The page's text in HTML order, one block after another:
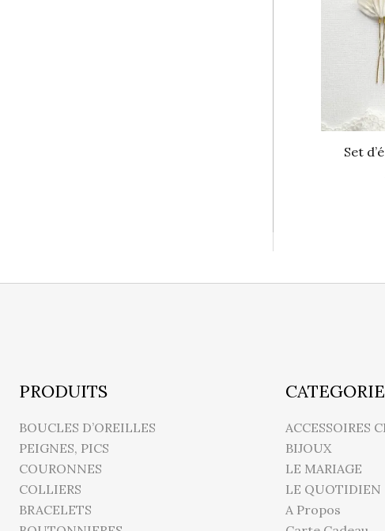
Set
PRODUITS
BOUCLES D’OREILLES
PEIGNES, PICS
COURONNES
COLLIERS
BRACELETS
ACCESSOIRES
BIJOUX
LE MARIAGE
LE QUOTIDIEN
A Propos